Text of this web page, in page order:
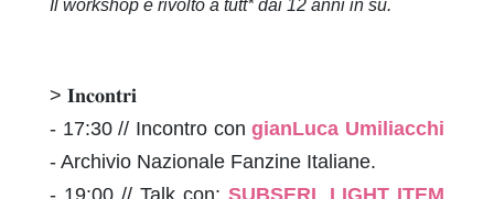
Il workshop è rivolto a tutt* dai 12 anni in su.
> 𝐈𝐧𝐜𝐨𝐧𝐭𝐫𝐢
- 17:30 // Incontro congianLuca Umiliacchi
- Archivio Nazionale Fanzine Italiane.
- 19:00 // Talk con: SUBSERI, LIGHT ITEM